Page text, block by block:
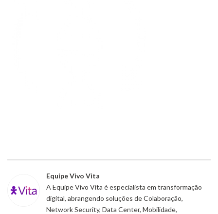
Equipe Vivo Vita
A Equipe Vivo Vita é especialista em transformação
digital, abrangendo soluções de Colaboração,
Network Security, Data Center, Mobilidade,